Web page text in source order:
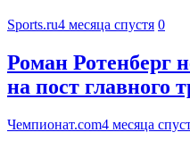
Sports.ru4 месяца спустя 0
Роман Ротенберг
на пост главного
Чемпионат.com4 месяца